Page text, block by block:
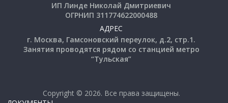
ИП Линде Николай Дмитриевич
ОГРНИП 311774622000488
АДРЕС
г. Москва, Гамсоновский переулок, д.2, стр.1.
Занятия проводятся рядом со станцией метро
“Тульская”
Copyright © 2026. Все права защищены.